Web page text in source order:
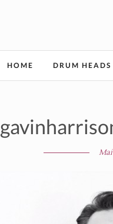
HOME DRUM HEADS
Mai